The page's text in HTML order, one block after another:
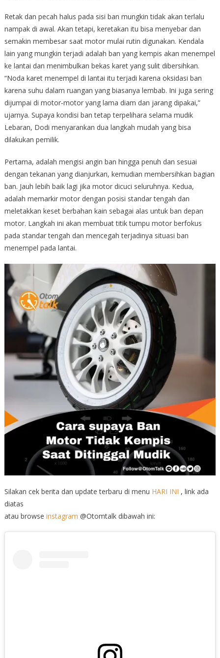
Retak dan pecah halus pada sisi ban mungkin tidak akan terlalu
nampak di awal. Akan tetapi, keretakan itu bisa menyebar dan
semakin membesar saat motor mulai rutin digunakan. Kendala
lain yang mungkin terjadi adalah ban yang kempis akan menempel
ke lantai dan menimbulkan bekas karet yang sulit dibersihkan.
“Noda karet menempel di lantai itu terjadi karena oksidasi ban
karena suhu dalam ruangan yang biasanya lembab. Ini juga sering
dijumpai di motor-motor yang lama diam dan jarang dipakai,”
ujarnya. Supaya kondisi ban tetap terpelihara selama mudik
Lebaran, Dodi menyarankan dua langkah mudah yang bisa
dilakukan pemilik.
Pertama, adalah mengisi angin ban hingga penuh dan sesuai
dengan tekanan yang dianjurkan, kemudian membersihkan bagian
ban. Jauh lebih baik lagi jika motor dicuci seluruhnya. Kedua,
adalah memarkir motor dengan posisi standar tengah dan
meletakkan keset berbahan kain sebagai alas untuk ban depan
motor. Langkah ini akan membuat titik tumpu motor berfokus
pada standar tengah dan mencegah terjadinya situasi ban
menempel pada lantai.
Silakan cek berita dan update terbaru di menu HARI INI , link ada
diatas
atau browse instagram @Otomtalk dibawah ini: